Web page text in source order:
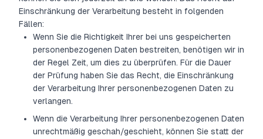
Einschränkung der Verarbeitung besteht in folgenden
Fällen:
Wenn Sie die Richtigkeit Ihrer bei uns gespeicherten
personenbezogenen Daten bestreiten, benötigen wir in
der Regel Zeit, um dies zu überprüfen. Für die Dauer
der Prüfung haben Sie das Recht, die Einschränkung
der Verarbeitung Ihrer personenbezogenen Daten zu
verlangen.
Wenn die Verarbeitung Ihrer personenbezogenen Daten
unrechtmäßig geschah/geschieht, können Sie statt der